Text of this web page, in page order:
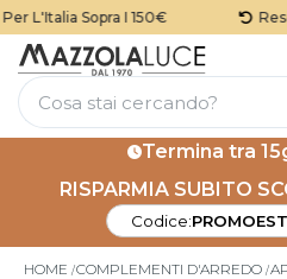
L'Italia Sopra I 150€ Reso
Termina tra
RISPARMIA SUBITO
Codice:
HOME COMPLEMENTI D'ARREDO